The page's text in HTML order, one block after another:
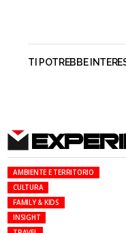
TI POTREBBE
AMBIENTE E TERRITORIO
CULTURA
FAMILY & KIDS
INSIGHT